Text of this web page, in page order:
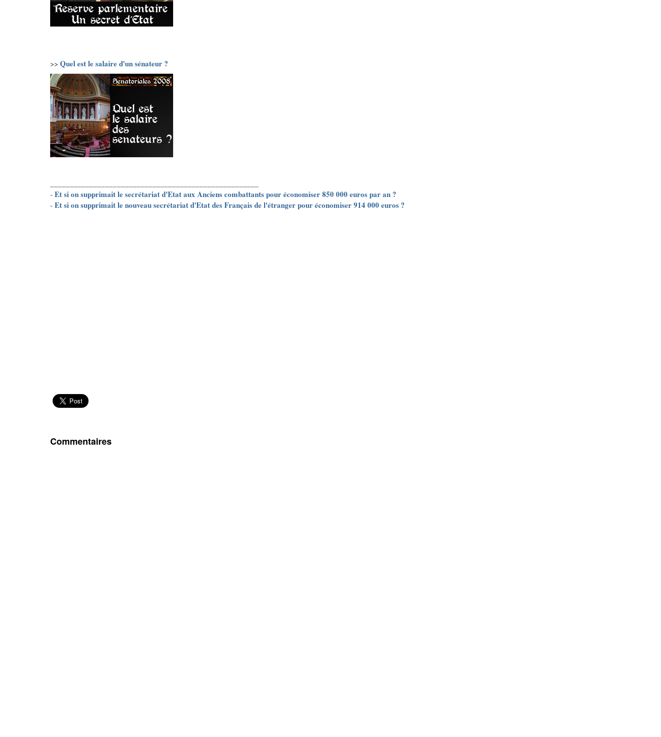
>> Quel est le salaire d'un sénateur ?
- Et si on supprimait le secrétariat d'Etat aux Anciens combattants pour économiser 850 000 euros par an ?
- Et si on supprimait le nouveau secrétariat d'Etat des Français de l'étranger pour économiser 914 000 euros ?
Commentaires